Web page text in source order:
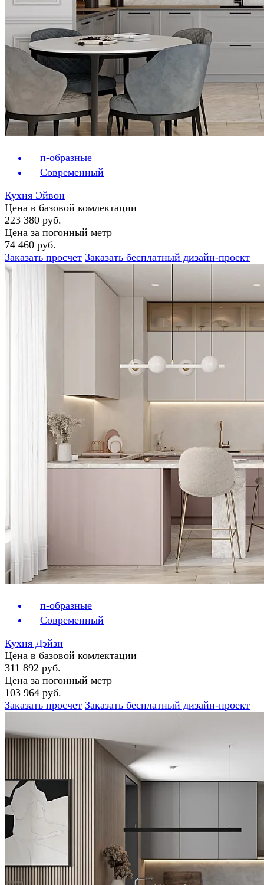
п-образные
Современный
Кухня Эйвон
Цена в базовой комлектации
223 380 руб.
Цена за погонный метр
74 460 руб.
Заказать просчет Заказать бесплатный дизайн-проект
п-образные
Современный
Кухня Дэйзи
Цена в базовой комлектации
311 892 руб.
Цена за погонный метр
103 964 руб.
Заказать просчет Заказать бесплатный дизайн-проект